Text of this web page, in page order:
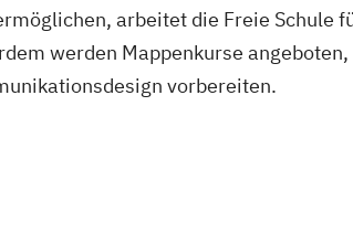
arbeitet die Freie Schule
werden Mappenkurse
vorbereiten.